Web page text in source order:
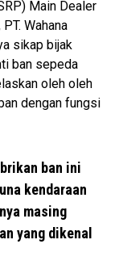
Main Dealer
Wahana
sikap bijak
ban sepeda
oleh oleh
dengan fungsi
ban ini
kendaraan
masing
yang dikenal